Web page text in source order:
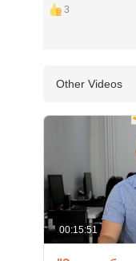
3
Other Videos
00:15:51